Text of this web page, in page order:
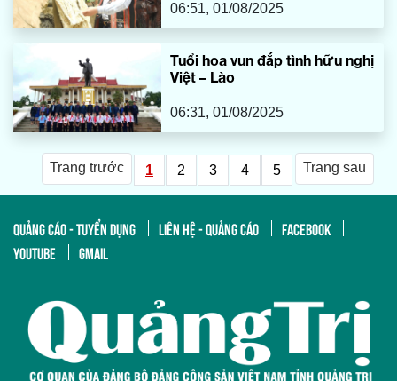
06:51, 01/08/2025
Tuổi hoa vun đắp tình hữu nghị
Việt – Lào
06:31, 01/08/2025
Trang trước 1 2 3 4 5 Trang sau
QUẢNG CÁO - TUYỂN DỤNG LIÊN HỆ - QUẢNG CÁO
FACEBOOK
YOUTUBE
GMAIL